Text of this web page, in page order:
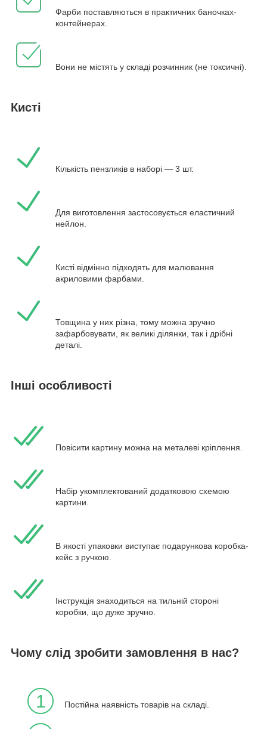
Фарби поставляються в практичних баночках-
контейнерах.
Вони не містять у складі розчинник (не токсичні).
Кисті
Кількість пензликів в наборі — 3 шт.
Для виготовлення застосовується еластичний
нейлон.
Кисті відмінно підходять для малювання
акриловими фарбами.
Товщина у них різна, тому можна зручно
зафарбовувати, як великі ділянки, так і дрібні
деталі.
Інші особливості
Повісити картину можна на металеві кріплення.
Набір укомплектований додатковою схемою
картини.
В якості упаковки виступає подарункова коробка-
кейс з ручкою.
Інструкція знаходиться на тильній стороні
коробки, що дуже зручно.
Чому слід зробити замовлення в нас?
1 Постійна наявність товарів на складі.